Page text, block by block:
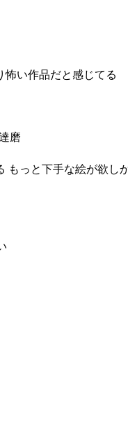
怖い作品だと感じてる
磨
もっと下手な絵が欲し